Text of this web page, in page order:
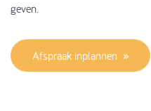
geven.
Afspraak inplannen